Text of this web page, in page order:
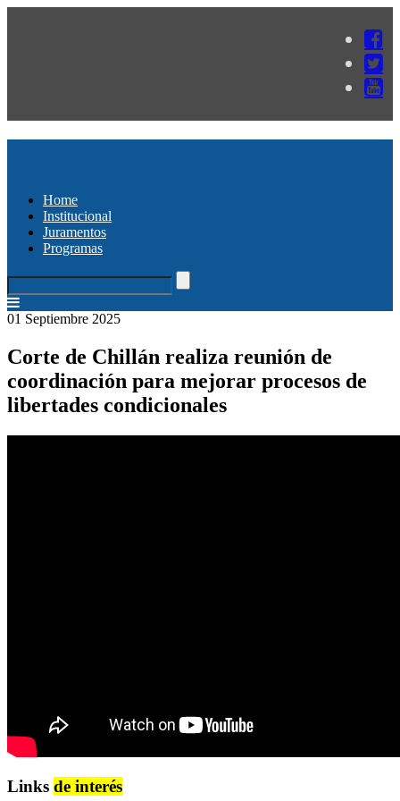
Home
Institucional
Juramentos
Programas
01 Septiembre 2025
Corte de Chillán realiza reunión de
coordinación para mejorar procesos de
libertades condicionales
Links de interés